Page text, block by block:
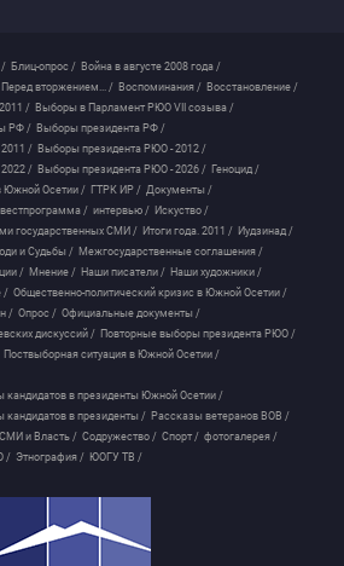
/ Блиц-опрос / Война в августе 2008 года /
Перед вторжением... / Воспоминания / Восстановление /
/ Выборы в Парламент РЮО VII созыва /
РФ / Выборы президента РФ /
/ Выборы президента РЮО - 2012 /
/ Выборы президента РЮО - 2026 / Геноцид /
Южной Осетии / ГТРК ИР / Документы /
/ интервью / Искуство /
государственных СМИ / Итоги года. 2011 / Иудзинад /
и Судьбы / Межгосударственные соглашения /
/ Мнение / Наши писатели / Наши художники /
/ Общественно-политический кризис в Южной Осетии /
/ Опрос / Официальные документы /
дискуссий / Повторные выборы президента РЮО /
Поствыборная ситуация в Южной Осетии /
в президенты Южной Осетии /
кандидатов в президенты / Рассказы ветеранов ВОВ /
СМИ и Власть / Содружество / Спорт / фотогалерея /
/ Этнография / ЮОГУ ТВ /